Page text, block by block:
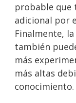
probable que
adicional por
Finalmente,
también
más
más altas
conocimiento.